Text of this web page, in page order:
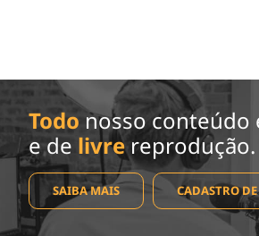
Todo nosso
e de livrereprodução.
SAIBA MAIS CADASTRO